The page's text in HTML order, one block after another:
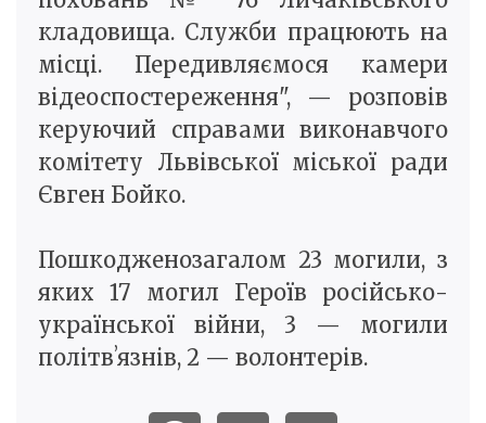
кладовища. Служби працюють на
місці. Передивляємося камери
відеоспостереження", — розповів
керуючий справами виконавчого
комітету Львівської міської ради
Євген Бойко.
Пошкодженозагалом 23 могили, з
яких 17 могил Героїв російсько-
української війни, 3 — могили
політвʼязнів, 2 — волонтерів.